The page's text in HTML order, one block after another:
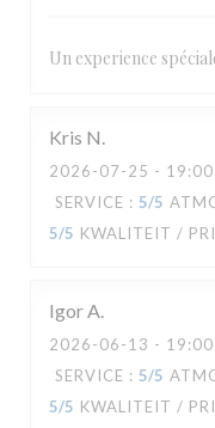
Un experience
Kris N
2026-07-25 - 19:00
SERVICE : 5/5
5/5 KWALITEIT /
IgorA
2026-06-13 - 19:00
SERVICE : 5/5
5/5 KWALITEIT /